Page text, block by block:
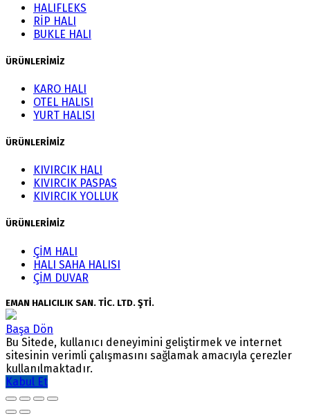
HALIFLEKS
RİP HALI
BUKLE HALI
ÜRÜNLERİMİZ
KARO HALI
OTEL HALISI
YURT HALISI
ÜRÜNLERİMİZ
KIVIRCIK HALI
KIVIRCIK PASPAS
KIVIRCIK YOLLUK
ÜRÜNLERİMİZ
ÇİM HALI
HALI SAHA HALISI
ÇİM DUVAR
EMAN HALICILIK SAN. TİC. LTD. ŞTİ.
Başa Dön
Bu Sitede, kullanıcı deneyimini geliştirmek ve internet
sitesinin verimli çalışmasını sağlamak amacıyla çerezler
kullanılmaktadır.
Kabul Et